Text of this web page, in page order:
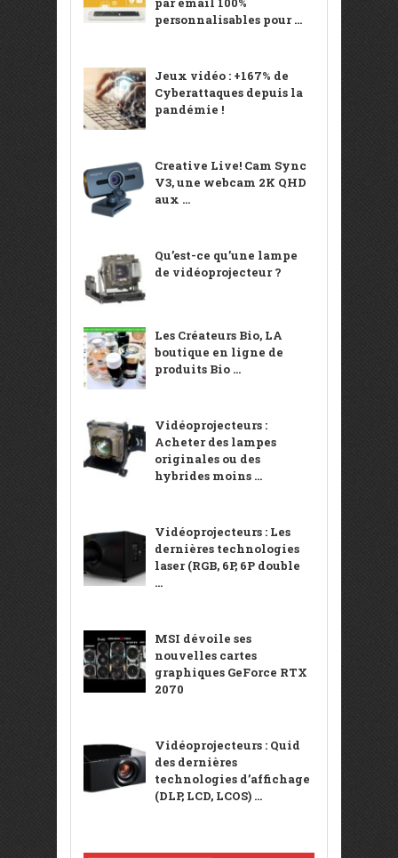
personnalisables pour ...
Jeux vidéo : +167% de
Cyberattaques depuis la
pandémie !
Creative Live! Cam Sync
V3, une webcam 2K QHD
aux ...
Qu’est-ce qu’une lampe
de vidéoprojecteur ?
Les Créateurs Bio, LA
boutique en ligne de
produits Bio ...
Vidéoprojecteurs :
Acheter des lampes
originales ou des
hybrides moins ...
Vidéoprojecteurs : Les
dernières technologies
laser (RGB, 6P, 6P double
...
MSI dévoile ses
nouvelles cartes
graphiques GeForce RTX
2070
Vidéoprojecteurs : Quid
des dernières
technologies d’affichage
(DLP, LCD, LCOS) ...